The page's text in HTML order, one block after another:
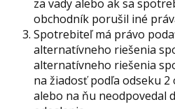
za vady alebo ak sa
obchodník porušil iné
Spotrebiteľ má právo
alternatívneho riešenia
alternatívneho riešenia
na žiadosť podľa odseku
alebo na ňu neodpovedal